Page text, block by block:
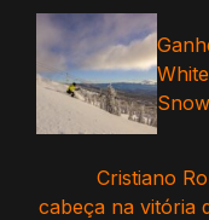
Cristiano
cabeça na vitória